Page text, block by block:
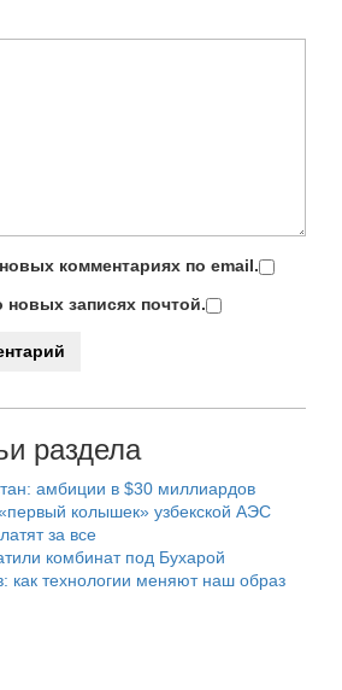
комментариях по email.
записях почтой.
раздела
амбиции в $30 миллиардов
колышек» узбекской АЭС
за все
комбинат под Бухарой
как технологии меняют наш образ